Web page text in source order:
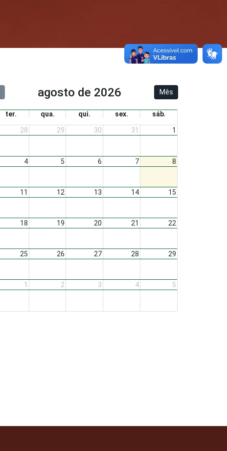
agosto de 2026 Mês
ter. qua. qui. sex. sáb.
28 29 30 31 1
4 5 6 7 8
11 12 13 14 15
18 19 20 21 22
25 26 27 28 29
1 2 3 4 5